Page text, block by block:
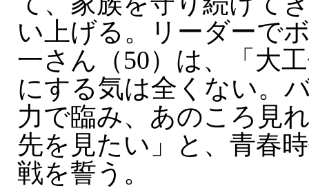
い上げる。リーダーで
一さん（50）は、「大
にする気は全くない。
力で臨み、あのころ見
先を見たい」と、青春
戦を誓う。